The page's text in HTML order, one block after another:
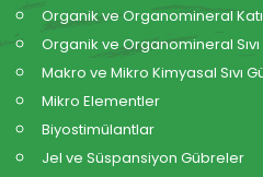
Organik ve Organomineral
Organik ve Organomineral
Makro ve Mikro Kimyasal Sıvı
Mikro Elementler
Biyostimülantlar
Jel ve Süspansiyon Gübreler